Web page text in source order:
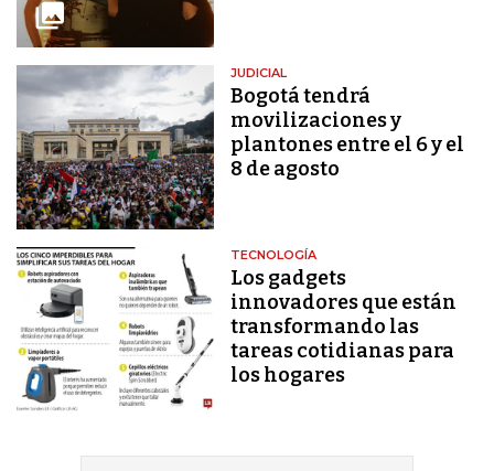
JUDICIAL
Bogotá tendrá
movilizaciones y
plantones entre el 6 y el
8 de agosto
TECNOLOGÍA
Los gadgets
innovadores que están
transformando las
tareas cotidianas para
los hogares